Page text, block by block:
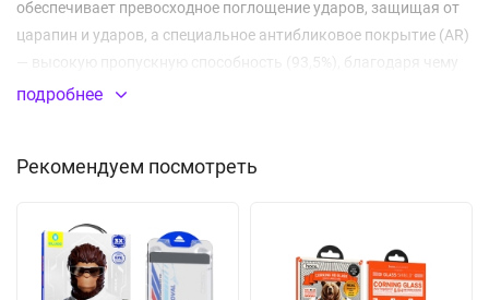
обеспечивает превосходное поглощение ударов, защищая от
царапин и ударов, а специальное антибликовое покрытие (AR)
— высокую пропускную способность (93,5%), благодаря чему
пользователь видит картинку четче и с более насыщенными
сколов делают стекло практически неощутимым при
идеальную гладкость и высокую чувствительность сенсора,
защищая от отпечатков пальцев, жирных следов и мелких
загрязнений. Стекло легко наносится, не отслаивается и не
подробнее
Рекомендуем посмотреть